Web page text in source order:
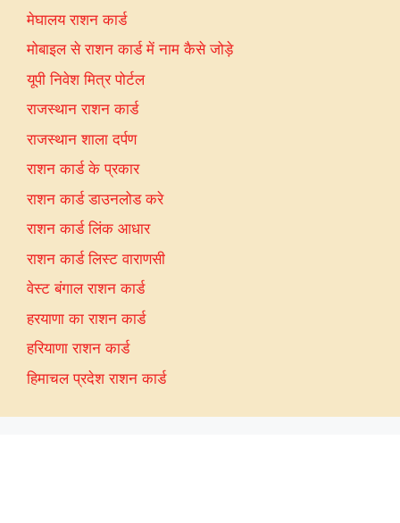
मेघालय राशन कार्ड
मोबाइल से राशन कार्ड में नाम कैसे जोड़े
यूपी निवेश मित्र पोर्टल
राजस्थान राशन कार्ड
राजस्थान शाला दर्पण
राशन कार्ड के प्रकार
राशन कार्ड डाउनलोड करे
राशन कार्ड लिंक आधार
राशन कार्ड लिस्ट वाराणसी
वेस्ट बंगाल राशन कार्ड
हरयाणा का राशन कार्ड
हरियाणा राशन कार्ड
हिमाचल प्रदेश राशन कार्ड